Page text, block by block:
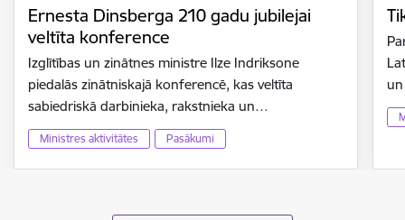
Ernesta Dinsberga 210 gadu jubilejai
veltīta konference
Izglītības un zinātnes ministre Ilze Indriksone
piedalās zinātniskajā konferencē, kas veltīta
sabiedriskā darbinieka, rakstnieka un…
Ministres aktivitātes Pasākumi